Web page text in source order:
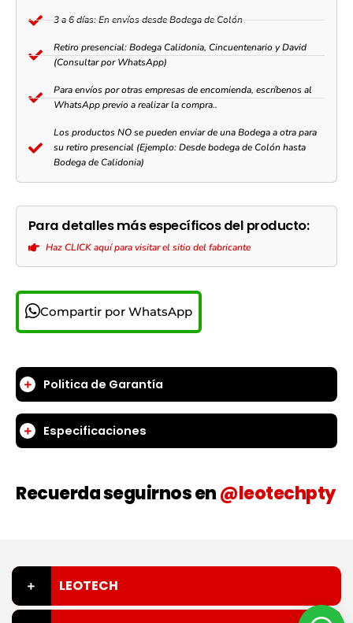
Rápida
1.5h
quantity
3 a 6 días: En envíos desde Bodega de Colón
Retiro presencial: Bodega Calidonia, Cincuentenario y David
(Consultar por WhatsApp)
Para envíos por otras empresas de encomienda, escríbenos al
WhatsApp previo a realizar la compra..
Los productos NO se pueden enviar de una Bodega a otra para
su retiro presencial (Ejemplo: Desde bodega de Colón hasta
Bodega de Calidonia)
Para detalles más específicos del producto:
Haz CLICK aquí para visitar el sitio del fabricante
Compartir por WhatsApp
Politica de Garantía
Especificaciones
Recuerda seguirnos en@leotechpty
LEOTECH